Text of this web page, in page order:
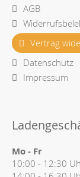
AGB
Vertrag
Datenschutz
Impressum
Mo - Fr
10:00 - 12:30